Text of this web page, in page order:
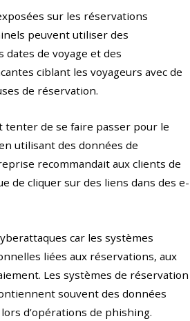
sur les réservations
peuvent utiliser des
de voyage et des
ciblant les voyageurs avec de
de réservation.
tenter de se faire passer pour le
utilisant des données de
recommandait aux clients de
de cliquer sur des liens dans des e-
car les systèmes
liées aux réservations, aux
Les systèmes de réservation
souvent des données
d’opérations de phishing.